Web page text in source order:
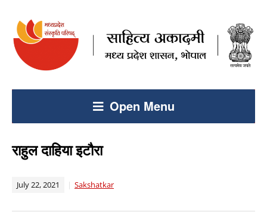
Open Menu
राहुल दाहिया इटौरा
July 22, 2021 Sakshatkar